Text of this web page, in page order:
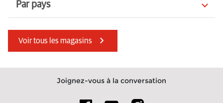
Par pays
Slovaquie
Croatie
Voir tous les magasins
Joignez-vous à la conversation